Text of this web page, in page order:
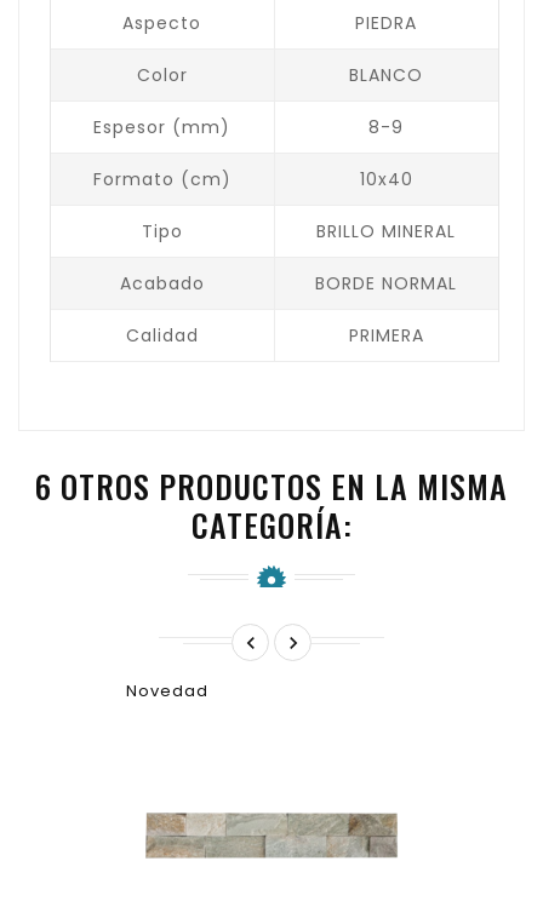
Aspecto PIEDRA
Color BLANCO
Espesor (mm) 8-9
Formato (cm) 10x40
Tipo BRILLO MINERAL
Acabado BORDE NORMAL
Calidad PRIMERA
6 OTROS PRODUCTOS EN LA MISMA
CATEGORÍA:
 
Novedad